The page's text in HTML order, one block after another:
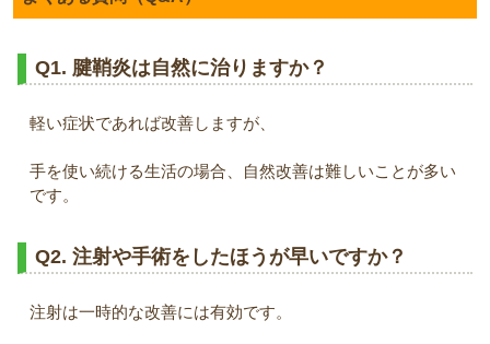
Q1. 腱鞘炎は自然に治りますか？
軽い症状であれば改善しますが、
手を使い続ける生活の場合、自然改善は難しいことが多い
です。
Q2. 注射や手術をしたほうが早いですか？
注射は一時的な改善には有効です。